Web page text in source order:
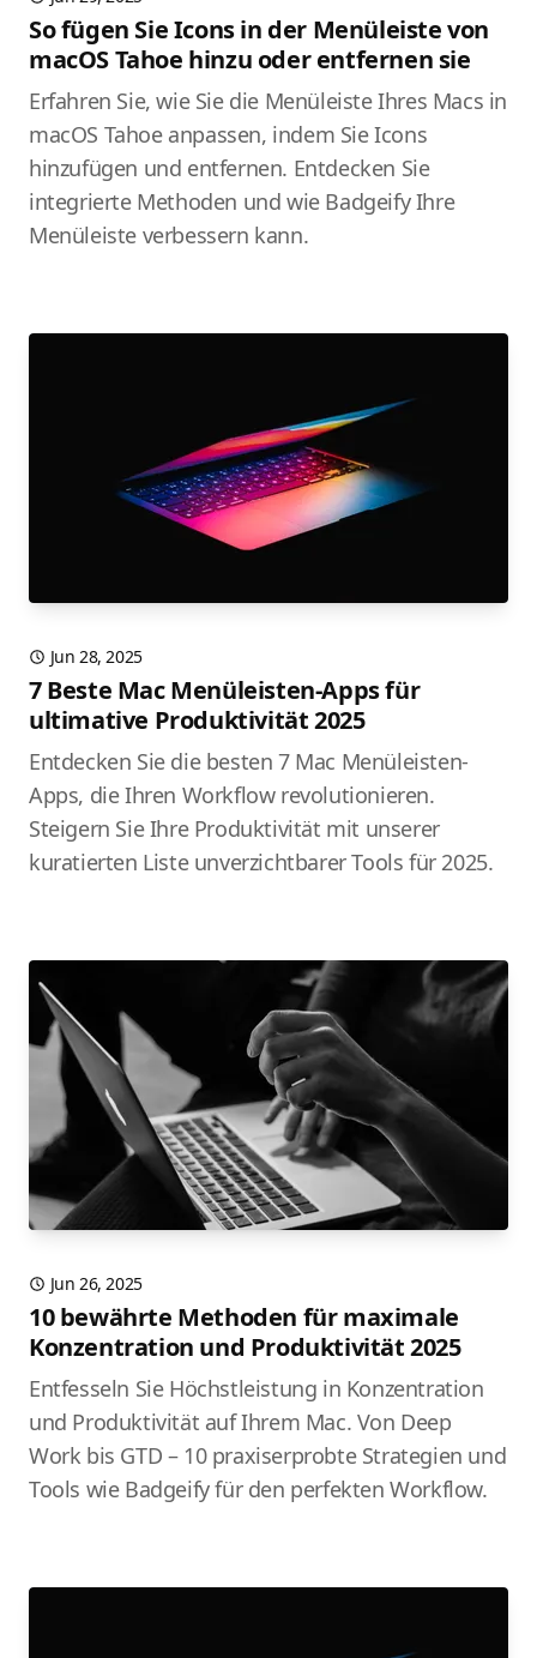
So fügen Sie Icons in der Menüleiste von
macOS Tahoe hinzu oder entfernen sie
Erfahren Sie, wie Sie die Menüleiste Ihres Macs in
macOS Tahoe anpassen, indem Sie Icons
hinzufügen und entfernen. Entdecken Sie
integrierte Methoden und wie Badgeify Ihre
Menüleiste verbessern kann.
Jun 28, 2025
7 Beste Mac Menüleisten-Apps für
ultimative Produktivität 2025
Entdecken Sie die besten 7 Mac Menüleisten-
Apps, die Ihren Workflow revolutionieren.
Steigern Sie Ihre Produktivität mit unserer
kuratierten Liste unverzichtbarer Tools für 2025.
Jun 26, 2025
10 bewährte Methoden für maximale
Konzentration und Produktivität 2025
Entfesseln Sie Höchstleistung in Konzentration
und Produktivität auf Ihrem Mac. Von Deep
Work bis GTD – 10 praxiserprobte Strategien und
Tools wie Badgeify für den perfekten Workflow.